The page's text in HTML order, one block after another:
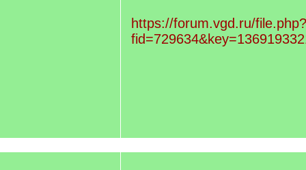
https://forum.vgd.ru/file.php?